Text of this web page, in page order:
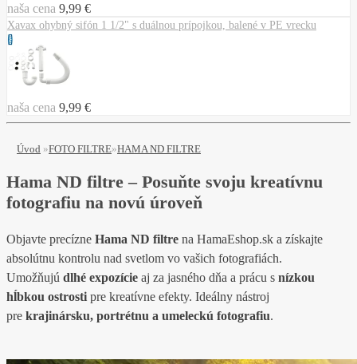
naša cena 9,99 €
Xavax ohybný sifón 1 1/2" s duálnou prípojkou, balené v PE vrecku
naša cena 9,99 €
Úvod »FOTO FILTRE»HAMA ND FILTRE
Hama ND filtre – Posuňte svoju kreatívnu
fotografiu na novú úroveň
Objavte precízne Hama ND filtre na HamaEshop.sk a získajte
absolútnu kontrolu nad svetlom vo vašich fotografiách.
Umožňujú dlhé expozície aj za jasného dňa a prácu s nízkou
hĺbkou ostrosti pre kreatívne efekty. Ideálny nástroj
pre krajinársku, portrétnu a umeleckú fotografiu.